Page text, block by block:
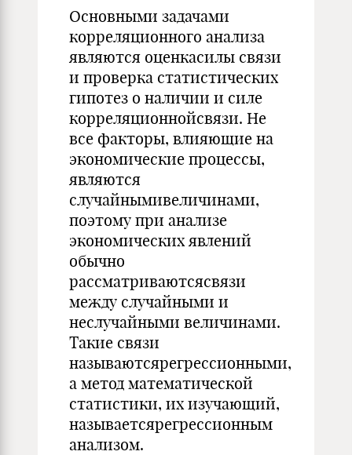
Основными задачами
корреляционного анализа
являются оценкасилы связи
и проверка статистических
гипотез о наличии и силе
корреляционнойсвязи. Не
все факторы, влияющие на
экономические процессы,
являются
случайнымивеличинами,
поэтому при анализе
экономических явлений
обычно
рассматриваютсясвязи
между случайными и
неслучайными величинами.
Такие связи
называютсярегрессионными,
а метод математической
статистики, их изучающий,
называетсярегрессионным
анализом.